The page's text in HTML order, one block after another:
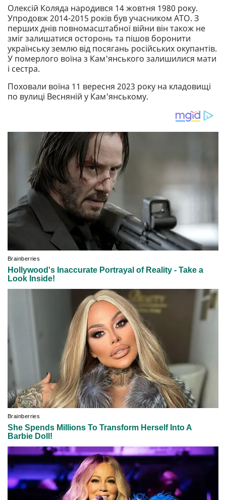
Олексій Коляда народився 14 жовтня 1980 року.
Упродовж 2014-2015 років був учасником АТО. З
перших днів повномасштабної війни він також не
зміг залишатися осторонь та пішов боронити
українську землю від посягань російських окупантів.
У померлого воїна з Кам'янського залишилися мати
і сестра.
Поховали воїна 11 вересня 2023 року на кладовищі
по вулиці Весняній у Кам'янському.